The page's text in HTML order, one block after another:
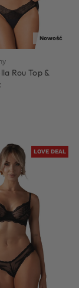
Nowość
Rou Top &
LOVE DEAL